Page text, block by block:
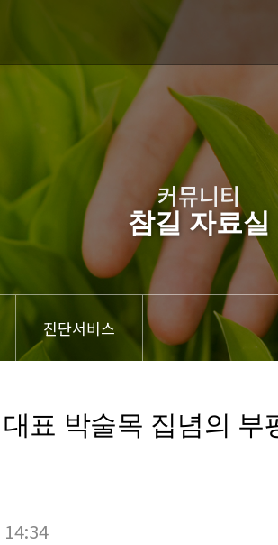
커뮤니티
참길 자료실
진단서비스
표 박술목 집념의 부